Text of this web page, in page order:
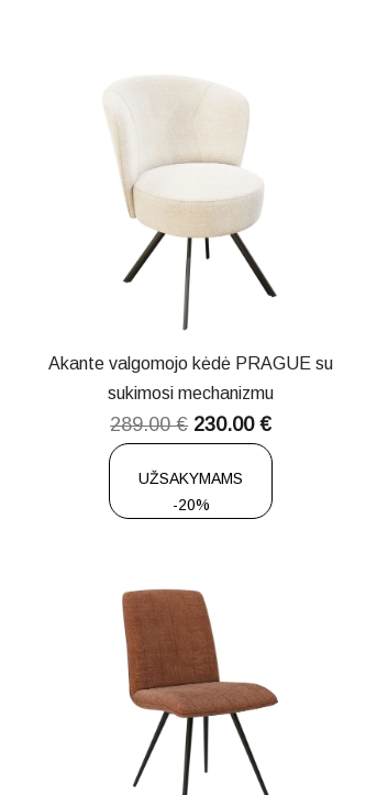
Akante valgomojo kėdė PRAGUE su
sukimosi mechanizmu
289.00€ 230.00€
UŽSAKYMAMS
-20%